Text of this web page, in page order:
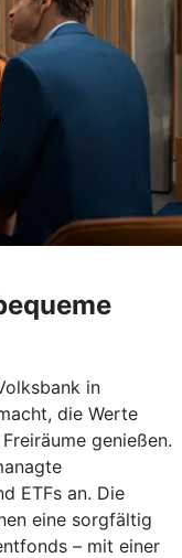
in
die Werte
genießen.
ETFs an. Die
eine sorgfältig
– mit einer